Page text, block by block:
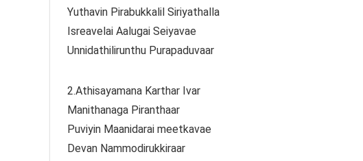
Yuthavin Pirabukkalil Siriyathalla
Isreavelai Aalugai Seiyavae
Unnidathilirunthu Purapaduvaar
2.Athisayamana Karthar Ivar
Manithanaga Piranthaar
Puviyin Maanidarai meetkavae
Devan Nammodirukkiraar